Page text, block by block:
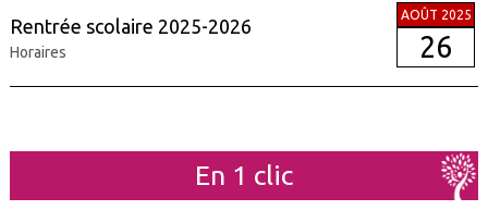
Rentrée scolaire 2025-2026
Horaires
AOÛT 2025
26
En 1 clic